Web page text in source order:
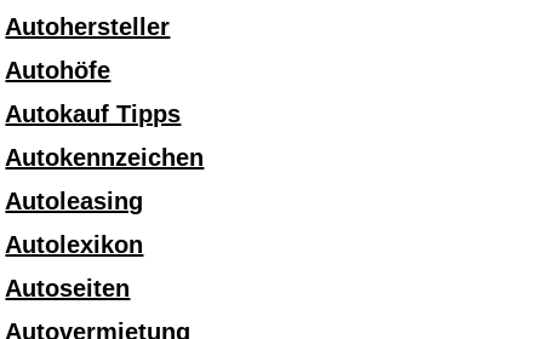
Autohersteller
Autohöfe
Autokauf Tipps
Autokennzeichen
Autoleasing
Autolexikon
Autoseiten
Autovermietung